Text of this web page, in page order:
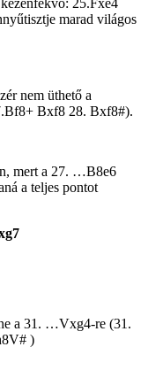
marad világos
nem üthető a
Bxf8 28. Bxf8#).
mert a 27. …B8e6
a teljes pontot
a 31. …Vxg4-re (31.
)